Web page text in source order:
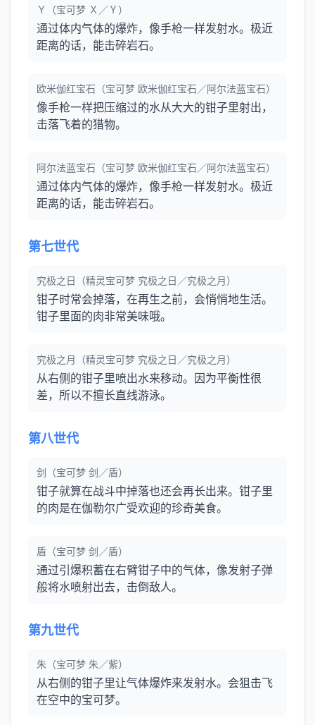
Ｙ（宝可梦 Ｘ／Ｙ）
通过体内气体的爆炸，像手枪一样发射水。极近
距离的话，能击碎岩石。
欧米伽红宝石（宝可梦 欧米伽红宝石／阿尔法蓝宝石）
像手枪一样把压缩过的水从大大的钳子里射出，
击落飞着的猎物。
阿尔法蓝宝石（宝可梦 欧米伽红宝石／阿尔法蓝宝石）
通过体内气体的爆炸，像手枪一样发射水。极近
距离的话，能击碎岩石。
第七世代
究极之日（精灵宝可梦 究极之日／究极之月）
钳子时常会掉落，在再生之前，会悄悄地生活。
钳子里面的肉非常美味哦。
究极之月（精灵宝可梦 究极之日／究极之月）
从右侧的钳子里喷出水来移动。因为平衡性很
差，所以不擅长直线游泳。
第八世代
剑（宝可梦 剑／盾）
钳子就算在战斗中掉落也还会再长出来。钳子里
的肉是在伽勒尔广受欢迎的珍奇美食。
盾（宝可梦 剑／盾）
通过引爆积蓄在右臂钳子中的气体，像发射子弹
般将水喷射出去，击倒敌人。
第九世代
朱（宝可梦 朱／紫）
从右侧的钳子里让气体爆炸来发射水。会狙击飞
在空中的宝可梦。